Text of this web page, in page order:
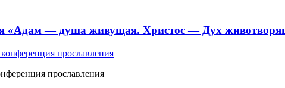
«Адам — душа живущая. Христос — Дух
прославления